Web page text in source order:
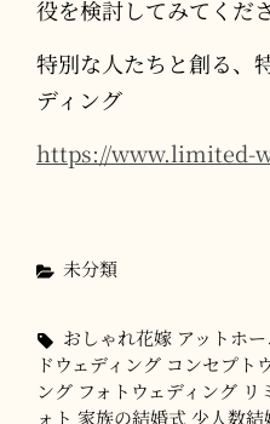
役を検討してみてくだ
特別な人たちと創る、
ディング
https://www.limited-
カ
リ
ー
未分類
タ
グ,
おしゃれ花嫁 アットホ
ドウェディング コンセプト
ング フォトウェディング リ
ォト 家族の結婚式 少人数結